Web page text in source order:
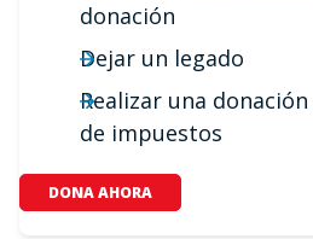
donación
Dejar un legado
Realizar una
de impuestos
DONA AHORA